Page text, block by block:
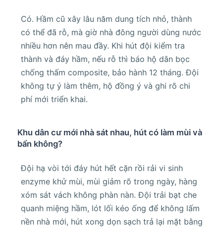
Có. Hầm cũ xây lâu năm dung tích nhỏ, thành
có thể đã rỗ, mà giờ nhà đông người dùng nước
nhiều hơn nên mau đầy. Khi hút đội kiểm tra
thành và đáy hầm, nếu rỗ thì báo hộ dân bọc
chống thấm composite, bảo hành 12 tháng. Đội
không tự ý làm thêm, hộ đồng ý và ghi rõ chi
phí mới triển khai.
Khu dân cư mới nhà sát nhau, hút có làm mùi và
bẩn không?
Đội hạ vòi tới đáy hút hết cặn rồi rải vi sinh
enzyme khử mùi, mùi giảm rõ trong ngày, hàng
xóm sát vách không phàn nàn. Đội trải bạt che
quanh miệng hầm, lót lối kéo ống để không lấm
nền nhà mới, hút xong dọn sạch trả lại mặt bằng